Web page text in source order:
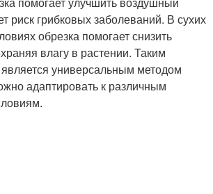
риск грибковых заболеваний. В сухих
обрезка помогает снизить
влагу в растении. Таким
универсальным методом
адаптировать к различным